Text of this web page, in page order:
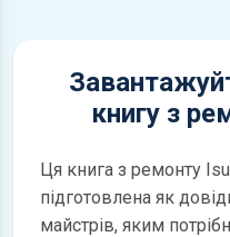
книгу з
Ця книга з ремонту
підготовлена як
майстрів, яким